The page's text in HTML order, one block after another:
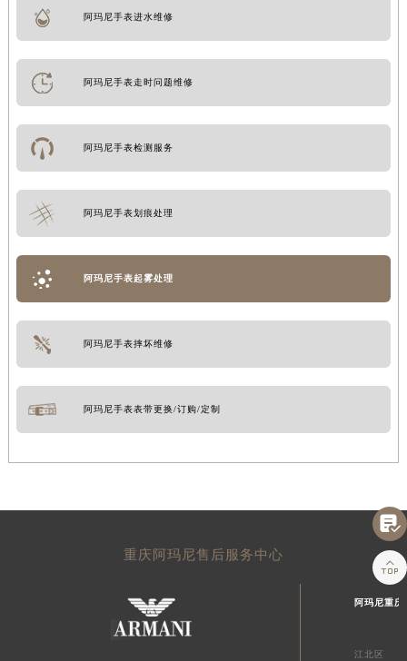
阿玛尼手表进水维修
阿玛尼手表走时问题维修
阿玛尼手表检测服务
阿玛尼手表划痕处理
阿玛尼手表起雾处理
阿玛尼手表摔坏维修
阿玛尼手表表带更换/订购/定制
重庆阿玛尼售后服务中心
阿玛尼重
江北区

